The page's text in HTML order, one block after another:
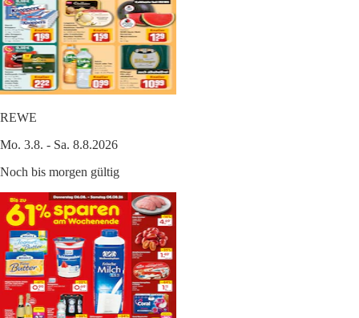
REWE
Mo. 3.8. - Sa. 8.8.2026
Noch bis morgen gültig